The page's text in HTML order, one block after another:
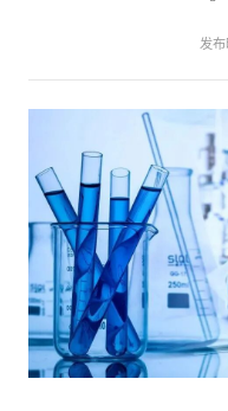
市场动态
双碳新能源
餐饮与新零售
智能家居
资本市场顾问服务
企业咨询服务
传媒中心
公司动态
媒体报道
活动
关于我们
发